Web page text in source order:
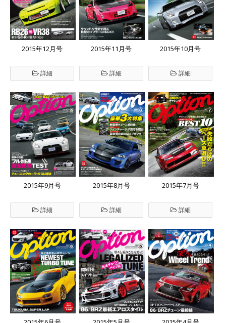
2015年12月号
詳細
2015年11月号
詳細
2015年10月号
詳細
2015年9月号
詳細
2015年8月号
詳細
2015年7月号
詳細